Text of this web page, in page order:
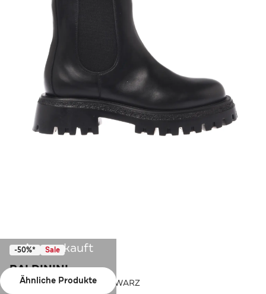
Ausverkauft
Ähnliche Produkte
-50%* Sale
BALDININI
Mocassin BALDININI SCHWARZ